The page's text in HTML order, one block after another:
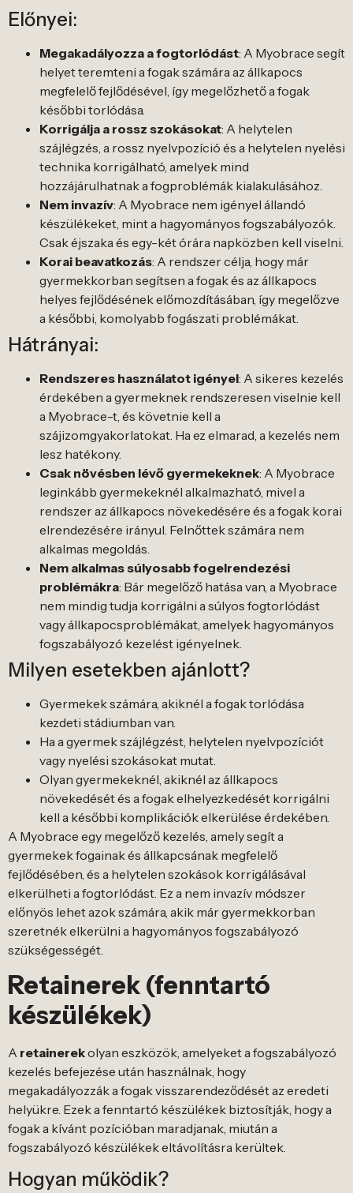
Előnyei:
Megakadályozza a fogtorlódást: A Myobrace segít
helyet teremteni a fogak számára az állkapocs
megfelelő fejlődésével, így megelőzhető a fogak
későbbi torlódása.
Korrigálja a rossz szokásokat: A helytelen
szájlégzés, a rossz nyelvpozíció és a helytelen nyelési
technika korrigálható, amelyek mind
hozzájárulhatnak a fogproblémák kialakulásához.
Nem invazív: A Myobrace nem igényel állandó
készülékeket, mint a hagyományos fogszabályozók.
Csak éjszaka és egy-két órára napközben kell viselni.
Korai beavatkozás: A rendszer célja, hogy már
gyermekkorban segítsen a fogak és az állkapocs
helyes fejlődésének előmozdításában, így megelőzve
a későbbi, komolyabb fogászati problémákat.
Hátrányai:
Rendszeres használatot igényel: A sikeres kezelés
érdekében a gyermeknek rendszeresen viselnie kell
a Myobrace-t, és követnie kell a
szájizomgyakorlatokat. Ha ez elmarad, a kezelés nem
lesz hatékony.
Csak növésben lévő gyermekeknek: A Myobrace
leginkább gyermekeknél alkalmazható, mivel a
rendszer az állkapocs növekedésére és a fogak korai
elrendezésére irányul. Felnőttek számára nem
alkalmas megoldás.
Nem alkalmas súlyosabb fogelrendezési
problémákra: Bár megelőző hatása van, a Myobrace
nem mindig tudja korrigálni a súlyos fogtorlódást
vagy állkapocsproblémákat, amelyek hagyományos
fogszabályozó kezelést igényelnek.
Milyen esetekben ajánlott?
Gyermekek számára, akiknél a fogak torlódása
kezdeti stádiumban van.
Ha a gyermek szájlégzést, helytelen nyelvpozíciót
vagy nyelési szokásokat mutat.
Olyan gyermekeknél, akiknél az állkapocs
növekedését és a fogak elhelyezkedését korrigálni
kell a későbbi komplikációk elkerülése érdekében.
A Myobrace egy megelőző kezelés, amely segít a
gyermekek fogainak és állkapcsának megfelelő
fejlődésében, és a helytelen szokások korrigálásával
elkerülheti a fogtorlódást. Ez a nem invazív módszer
előnyös lehet azok számára, akik már gyermekkorban
szeretnék elkerülni a hagyományos fogszabályozó
szükségességét.
Retainerek (fenntartó
készülékek)
A retainerekolyan eszközök, amelyeket a fogszabályozó
kezelés befejezése után használnak, hogy
megakadályozzák a fogak visszarendeződését az eredeti
helyükre. Ezek a fenntartó készülékek biztosítják, hogy a
fogak a kívánt pozícióban maradjanak, miután a
fogszabályozó készülékek eltávolításra kerültek.
Hogyan működik?